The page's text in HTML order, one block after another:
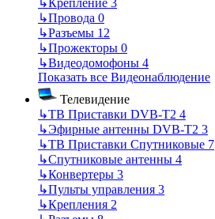
↳Провода 0
↳Разъемы 12
↳Прожекторы 0
↳Видеодомофоны 4
Показать все Видеонаблюдение
Телевидение
↳ТВ Приставки DVB-T2 4
↳Эфирные антенны DVB-T2 3
↳ТВ Приставки Спутниковые 7
↳Спутниковые антенны 4
↳Конвертеры 3
↳Пульты управления 3
↳Крепления 2